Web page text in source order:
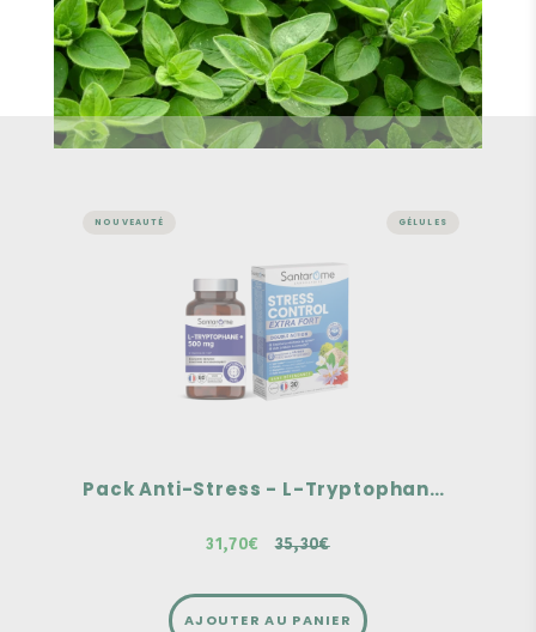
NOUVEAUTÉ GÉLULES
Pack Anti-Stress - L-Tryptophane + Safran
31,70€ 35,30€
Pack Anti-Stress - L-
Tryptophane + Safran
Un duo complémentaire
Équilibre Nerveux, Fonctions Psychologiques
Favorise la résistance au stress, Aide à réduire
la nervosité, Sans dépendance
AJOUTER AU PANIER